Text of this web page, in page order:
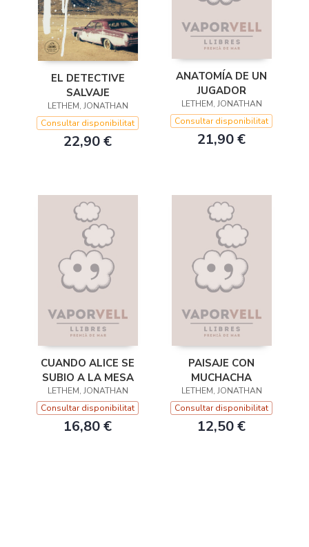
EL DETECTIVE
SALVAJE
LETHEM, JONATHAN
Consultar disponibilitat
22,90 €
ANATOMÍA DE UN
JUGADOR
LETHEM, JONATHAN
Consultar disponibilitat
21,90 €
CUANDO ALICE SE
SUBIO A LA MESA
LETHEM, JONATHAN
Consultar disponibilitat
16,80 €
PAISAJE CON
MUCHACHA
LETHEM, JONATHAN
Consultar disponibilitat
12,50 €